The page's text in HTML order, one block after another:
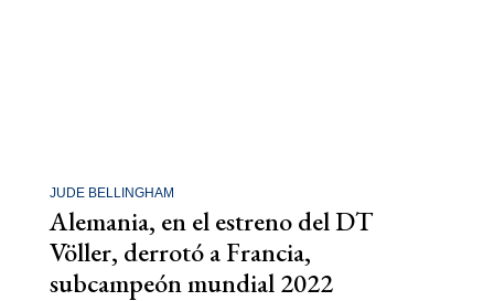
JUDE BELLINGHAM
Alemania, en el estreno del DT
Völler, derrotó a Francia,
subcampeón mundial 2022